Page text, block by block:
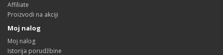
Affiliate
Proizvodi na akciji
Moj nalog
Moj nalog
Istorija porudžbine